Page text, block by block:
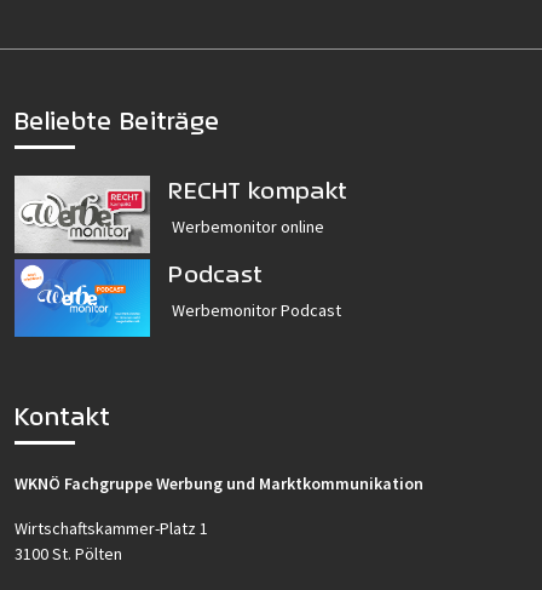
Beliebte Beiträge
RECHT kompakt
Werbemonitor online
Podcast
Werbemonitor Podcast
Kontakt
WKNÖ Fachgruppe Werbung und Marktkommunikation
Wirtschaftskammer-Platz 1
3100 St. Pölten